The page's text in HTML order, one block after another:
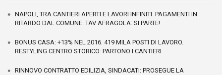
NAPOLI, TRA CANTIERI APERTI E LAVORI INFINITI. PAGAMENTI IN
RITARDO DAL COMUNE. TAV AFRAGOLA: SI PARTE!
BONUS CASA: +13% NEL 2016. 419 MILA POSTI DI LAVORO.
RESTYLING CENTRO STORICO: PARTONO I CANTIERI
RINNOVO CONTRATTO EDILIZIA, SINDACATI: PROSEGUE LA